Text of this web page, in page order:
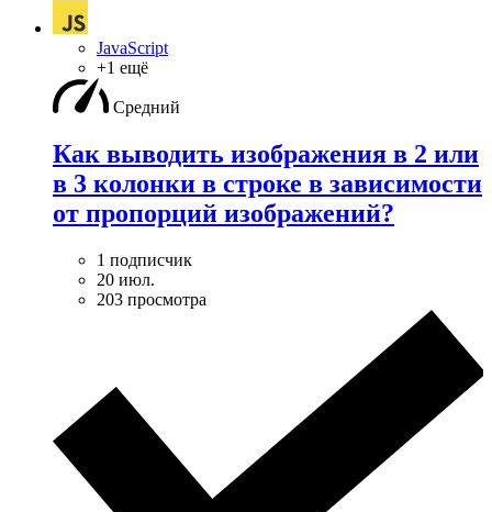
JavaScript
+1 ещё
Средний
Как выводить изображения в 2 или
в 3 колонки в строке в зависимости
от пропорций изображений?
1 подписчик
20 июл.
203 просмотра